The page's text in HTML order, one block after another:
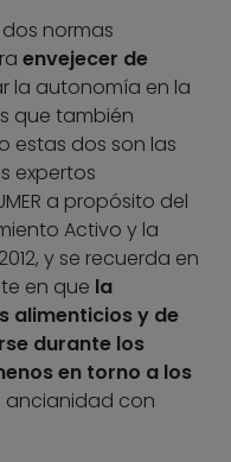
normas
envejecer de
la autonomía en la
que también
estas dos son las
expertos
a propósito del
Activo y la
y se recuerda en
en que la
alimenticios y de
durante los
en torno a los
ancianidad con